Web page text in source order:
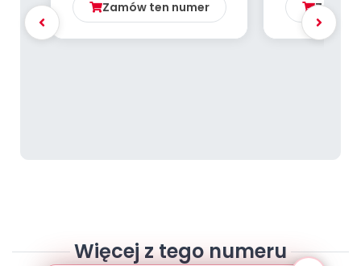
Zamów ten numer
Więcej z tego numeru